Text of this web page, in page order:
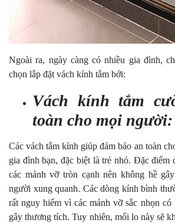
Ngoài ra, ngày càng có nhiều gia đình,
chọn lắp đặt vách kính tắm bởi:
Vách kính tắm
toàn cho mọi người:
Các vách tắm kính giúp đảm bảo an toàn
gia đình bạn, đặc biệt là trẻ nhỏ. Đặc điểm
các mảnh vỡ tròn cạnh nên không hề
người xung quanh. Các dòng kính bình
rất nguy hiểm vì các mảnh vỡ sắc nhọn có
gây thương tích. Tuy nhiên, mối lo này sẽ